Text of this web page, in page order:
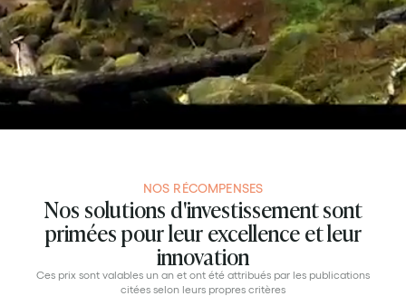
NOS RÉCOMPENSES
Nos solutions d'investissement sont
primées pour leur excellence et leur
innovation
Ces prix sont valables un an et ont été attribués par les publications
citées selon leurs propres critères